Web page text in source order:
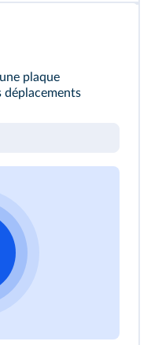
plaque
déplacements